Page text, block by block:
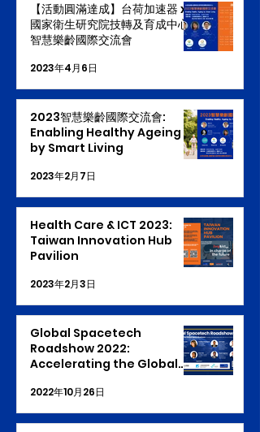
【活動圓滿達成】台荷加速器 x
國家衛生研究院技轉及育成中心
智慧樂齡國際交流會
2023年4月6日
2023智慧樂齡國際交流會:
Enabling Healthy Ageing
by Smart Living
2023年2月7日
Health Care & ICT 2023:
Taiwan Innovation Hub
Pavilion
2023年2月3日
Global Spacetech
Roadshow 2022:
Accelerating the Global
2022年10月26日